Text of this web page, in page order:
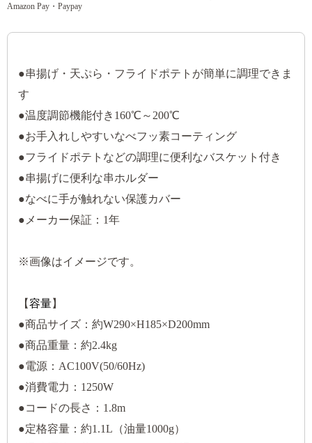
Amazon Pay・Paypay
●串揚げ・天ぷら・フライドポテトが簡単に調理できま
す
●温度調節機能付き160℃～200℃
●お手入れしやすいなべフッ素コーティング
●フライドポテトなどの調理に便利なバスケット付き
●串揚げに便利な串ホルダー
●なべに手が触れない保護カバー
●メーカー保証：1年
※画像はイメージです。
【容量】
●商品サイズ：約W290×H185×D200mm
●商品重量：約2.4kg
●電源：AC100V(50/60Hz)
●消費電力：1250W
●コードの長さ：1.8m
●定格容量：約1.1L（油量1000g）